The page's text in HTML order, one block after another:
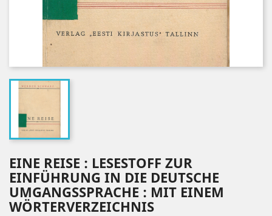
EINE REISE : LESESTOFF ZUR
EINFÜHRUNG IN DIE DEUTSCHE
UMGANGSSPRACHE : MIT EINEM
WÖRTERVERZEICHNIS